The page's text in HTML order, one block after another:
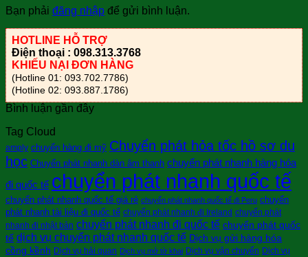
Bạn phải đăng nhập để gửi bình luận.
HOTLINE HỖ TRỢ
Điện thoại : 098.313.3768
KHIẾU NẠI ĐƠN HÀNG
(Hotline 01: 093.702.7786)
(Hotline 02: 093.887.1786)
Bình luận gần đây
Tag Cloud
amply chuyển hàng đi mỹ Chuyển phát hỏa tốc hồ sơ du
học Chuyển phát nhanh dàn âm thanh chuyển phát nhanh hàng hóa
đi quốc tế chuyển phát nhanh quốc tế
chuyển phát nhanh quốc tế giá rẻ chuyển phát nhanh quốc tế đi Peru chuyển
phát nhanh tài liệu đi quốc tế chuyển phát nhanh đi Ireland chuyển phát
nhanh đi nhật bản chuyển phát nhanh đi quốc tế chuyển phát quốc
tế dịch vụ chuyển phát nhanh quốc tế Dịch vụ gửi hàng hóa
cồng kềnh Dịch vụ hải quan Dịch vụ mở tờ khai Dịch vụ vận chuyển Dịch vụ